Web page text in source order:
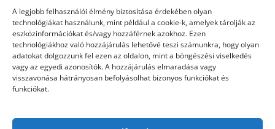
A legjobb felhasználói élmény biztosítása érdekében olyan
technológiákat használunk, mint például a cookie-k, amelyek tárolják az
eszközinformációkat és/vagy hozzáférnek azokhoz. Ezen
technológiákhoz való hozzájárulás lehetővé teszi számunkra, hogy olyan
adatokat dolgozzunk fel ezen az oldalon, mint a böngészési viselkedés
vagy az egyedi azonosítók. A hozzájárulás elmaradása vagy
visszavonása hátrányosan befolyásolhat bizonyos funkciókat és
funkciókat.
Könyvelés: mikor érdemes könyvelőt váltani?
Szövetkezeti jog: miért elengedhetetlen a szakszerű jogi
háttér a biztonságos működéshez
Munkajogi ügyvéd: miért nem érdemes várni a jogi